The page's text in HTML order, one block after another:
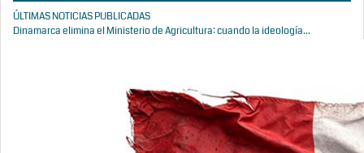
ÚLTIMAS NOTICIAS PUBLICADAS
Dinamarca elimina el Ministerio de Agricultura: cuando la ideología...